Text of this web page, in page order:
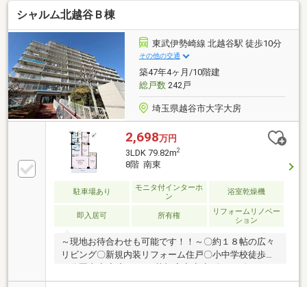
ポートいたします！◎住宅ローンご相談ください♪
低金利×保障内容充実の金融機関ご紹介いたしま
す！ 諸費用のお借入れも可能です♪◇マイホーム購
入は、一生の中でも大きな決断のひとつです。 専門
的な知識だけでなく、「人と人とのつながり」や「心
の通う対応」が何より大切だと、考えています。 お
気軽にお問合せください！
シャルム北越谷Ｂ棟
東武伊勢崎線 北越谷駅 徒歩10分
その他の交通
築47年4ヶ月/10階建
総戸数242戸
埼玉県越谷市大字大房
2,698万円
3LDK 79.82m2
8階 南東
駐車場あり
モニタ付インターホ
ン
浴室乾燥機
即入居可 所有権
リフォームリノベー
ション
～現地お待合わせも可能です！！～〇約１８帖の広々
リビング〇新規内装リフォーム住戸〇小中学校徒歩１
創業１６年目》～東京都・埼玉県・千葉県で販売実績